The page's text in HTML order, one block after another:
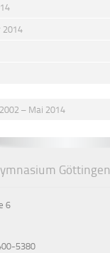
2014
– Mai 2014
Göttingen
6
5380